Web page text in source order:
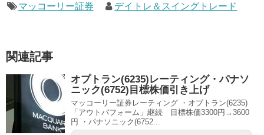
マッコーリー証券 デイトレ＆スイングトレード
関連記事
オプトラン(6235)レーティング・パナソ
ニック(6752)目標株価引き上げ
マッコーリー証券レーティング ・オプトラン(6235)
「アウトパフォーム」継続 目標株価3300円→3600
円 ・パナソニック(6752...